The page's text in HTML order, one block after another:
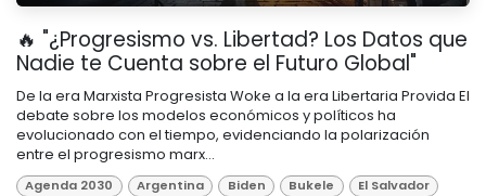
🔥 "¿Progresismo vs. Libertad? Los Datos que
Nadie te Cuenta sobre el Futuro Global"
De la era Marxista Progresista Woke a la era Libertaria Provida El
debate sobre los modelos económicos y políticos ha
evolucionado con el tiempo, evidenciando la polarización
entre el progresismo marx...
Agenda 2030 Argentina Biden Bukele
El Salvador